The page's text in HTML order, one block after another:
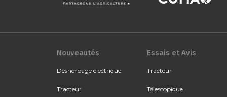
Nouveautés
Désherbage électrique
Tracteur
Essais et Avis
Tracteur
Télescopique